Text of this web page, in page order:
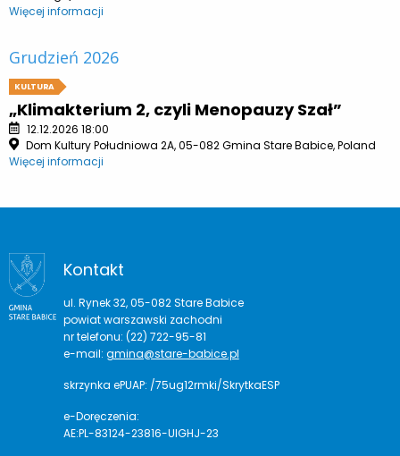
Więcej informacji
Grudzień 2026
KULTURA
„Klimakterium 2, czyli Menopauzy Szał”
12.12.2026 18:00
Dom Kultury Południowa 2A, 05-082 Gmina Stare Babice, Poland
Więcej informacji
Kontakt
ul. Rynek 32, 05-082 Stare Babice
powiat warszawski zachodni
nr telefonu: (22) 722-95-81
e-mail: gmina@stare-babice.pl
skrzynka ePUAP: /75ug12rmki/SkrytkaESP
e-Doręczenia:
AE:PL-83124-23816-UIGHJ-23